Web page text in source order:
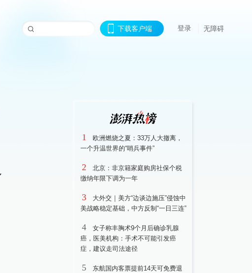
下载客户端 登录 无障碍
1
欧洲燃烧之夏：33万人大撤离，
一个升温世界的“哨兵事件”
2
北京：非京籍家庭购房社保个税
缴纳年限下调为一年
3
大外交｜美方“边谈边施压”侵蚀中
美战略稳定基础，中方反制“一日三连”
4
女子称丰胸术9个月后确诊乳腺
癌，医美机构：手术不可能引发癌
症，建议走司法途径
5
东航国内客票提前14天可免费退